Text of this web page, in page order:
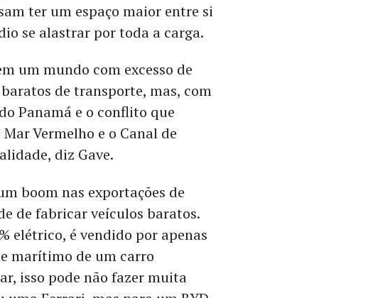
ter um espaço maior entre si
se alastrar por toda a carga.
um mundo com excesso de
de transporte, mas, com
Panamá e o conflito que
Vermelho e o Canal de
diz Gave.
boom nas exportações de
de fabricar veículos baratos.
elétrico, é vendido por apenas
marítimo de um carro
isso pode não fazer muita